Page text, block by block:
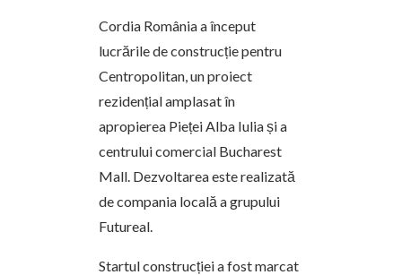
Cordia România a început
lucrările de construcție pentru
Centropolitan, un proiect
rezidențial amplasat în
apropierea Pieței Alba Iulia și a
centrului comercial Bucharest
Mall. Dezvoltarea este realizată
de compania locală a grupului
Futureal.
Startul construcției a fost marcat